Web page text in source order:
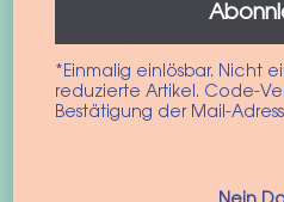
België
*Einmalig einlösbar. Nicht
reduzierte Artikel. Code-
Bestätigung der Mail-